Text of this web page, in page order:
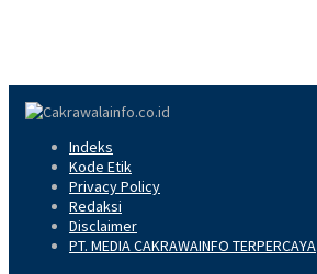
Indeks
Kode Etik
Privacy Policy
Redaksi
Disclaimer
PT. MEDIA CAKRAWAINFO TERPERCAYA